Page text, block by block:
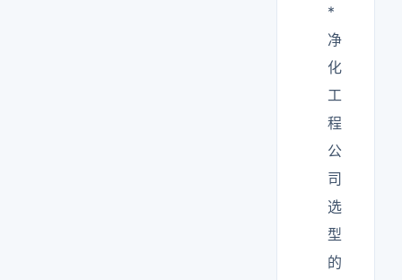
*
净
化
工
程
公
司
选
型
的